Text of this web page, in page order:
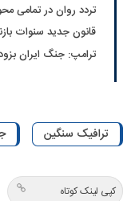
تردد روان در تمامی
قانون جدید سنوات
ترامپ: جنگ ایران
ترافیک سنگین
کپی لینک کوتاه